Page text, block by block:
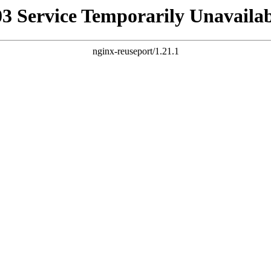
Service Temporarily
nginx-reuseport/1.21.1